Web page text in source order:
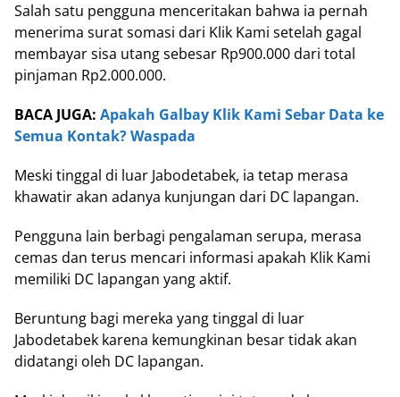
Salah satu pengguna menceritakan bahwa ia pernah
menerima surat somasi dari Klik Kami setelah gagal
membayar sisa utang sebesar Rp900.000 dari total
pinjaman Rp2.000.000.
BACA JUGA: Apakah Galbay Klik Kami Sebar Data ke
Semua Kontak? Waspada
Meski tinggal di luar Jabodetabek, ia tetap merasa
khawatir akan adanya kunjungan dari DC lapangan.
Pengguna lain berbagi pengalaman serupa, merasa
cemas dan terus mencari informasi apakah Klik Kami
memiliki DC lapangan yang aktif.
Beruntung bagi mereka yang tinggal di luar
Jabodetabek karena kemungkinan besar tidak akan
didatangi oleh DC lapangan.